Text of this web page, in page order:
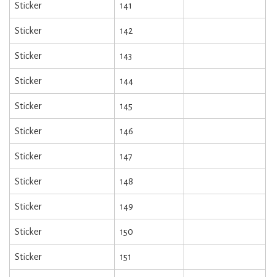
Sticker 141
Sticker 142
Sticker 143
Sticker 144
Sticker 145
Sticker 146
Sticker 147
Sticker 148
Sticker 149
Sticker 150
Sticker 151